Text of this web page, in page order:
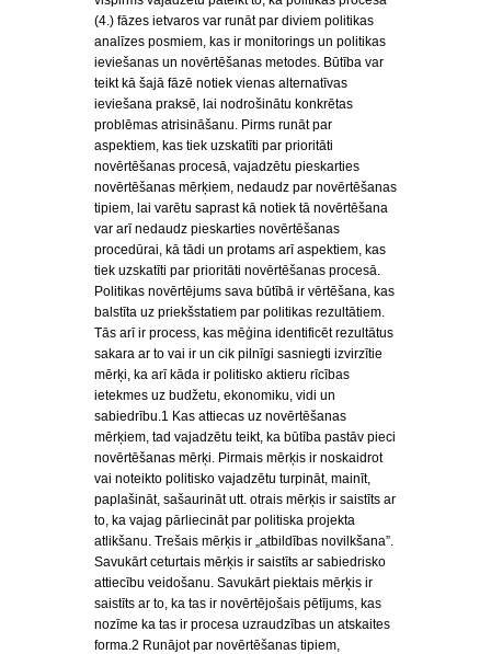
(4.) fāzes ietvaros var runāt par diviem politikas
analīzes posmiem, kas ir monitorings un politikas
ieviešanas un novērtēšanas metodes. Būtība var
teikt kā šajā fāzē notiek vienas alternatīvas
ieviešana praksē, lai nodrošinātu konkrētas
problēmas atrisināšanu. Pirms runāt par
aspektiem, kas tiek uzskatīti par prioritāti
novērtēšanas procesā, vajadzētu pieskarties
novērtēšanas mērķiem, nedaudz par novērtēšanas
tipiem, lai varētu saprast kā notiek tā novērtēšana
var arī nedaudz pieskarties novērtēšanas
procedūrai, kā tādi un protams arī aspektiem, kas
tiek uzskatīti par prioritāti novērtēšanas procesā.
Politikas novērtējums sava būtībā ir vērtēšana, kas
balstīta uz priekšstatiem par politikas rezultātiem.
Tās arī ir process, kas mēģina identificēt rezultātus
sakara ar to vai ir un cik pilnīgi sasniegti izvirzītie
mērķi, ka arī kāda ir politisko aktieru rīcības
ietekmes uz budžetu, ekonomiku, vidi un
sabiedrību.1 Kas attiecas uz novērtēšanas
mērķiem, tad vajadzētu teikt, ka būtība pastāv pieci
novērtēšanas mērķi. Pirmais mērķis ir noskaidrot
vai noteikto politisko vajadzētu turpināt, mainīt,
paplašināt, sašaurināt utt. otrais mērķis ir saistīts ar
to, ka vajag pārliecināt par politiska projekta
atlikšanu. Trešais mērķis ir „atbildības novilkšana”.
Savukārt ceturtais mērķis ir saistīts ar sabiedrisko
attiecību veidošanu. Savukārt piektais mērķis ir
saistīts ar to, ka tas ir novērtējošais pētījums, kas
nozīme ka tas ir procesa uzraudzības un atskaites
forma.2 Runājot par novērtēšanas tipiem,